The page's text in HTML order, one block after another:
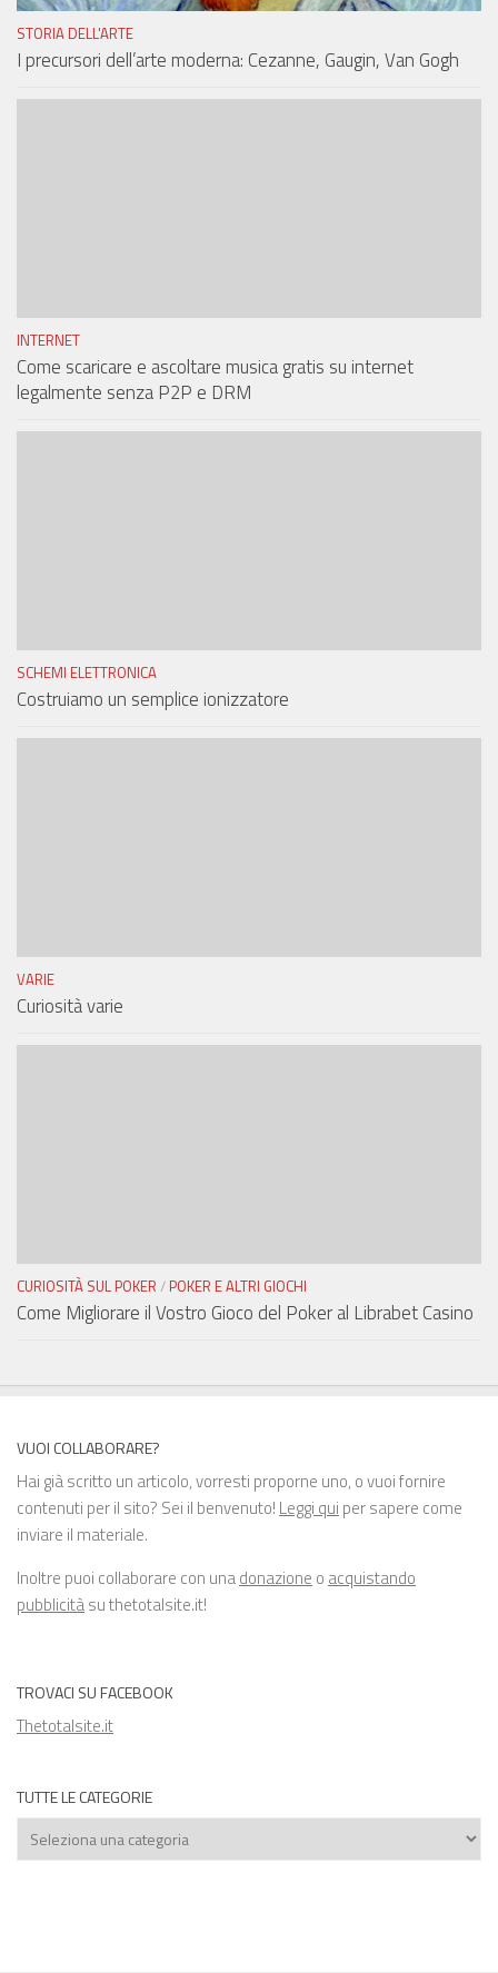
STORIA DELL'ARTE
I precursori dell’arte moderna: Cezanne, Gaugin, Van Gogh
INTERNET
Come scaricare e ascoltare musica gratis su internet
legalmente senza P2P e DRM
SCHEMI ELETTRONICA
Costruiamo un semplice ionizzatore
VARIE
Curiosità varie
CURIOSITÀ SUL POKER / POKER E ALTRI GIOCHI
Come Migliorare il Vostro Gioco del Poker al Librabet Casino
VUOI COLLABORARE?
Hai già scritto un articolo, vorresti proporne uno, o vuoi fornire
contenuti per il sito? Sei il benvenuto! Leggi qui per sapere come
inviare il materiale.
Inoltre puoi collaborare con unadonazione o acquistando
pubblicitàsu thetotalsite.it!
TROVACI SU FACEBOOK
Thetotalsite.it
TUTTE LE CATEGORIE
Tutte
le